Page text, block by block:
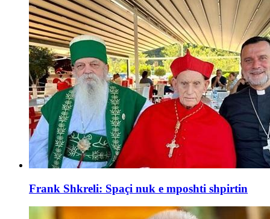
Frank Shkreli: Spaçi nuk e mposhti shpirtin